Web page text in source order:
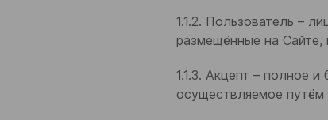
1.1.2. Пользователь –
размещённые на
1.1.3. Акцепт – полное
осуществляемое